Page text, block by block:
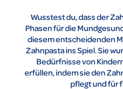
Wusstest du, dass der
Phasen für die
diesem entscheidenden
Zahnpasta ins Spiel. Sie
Bedürfnisse von
erfüllen, indem sie den
pflegt und für